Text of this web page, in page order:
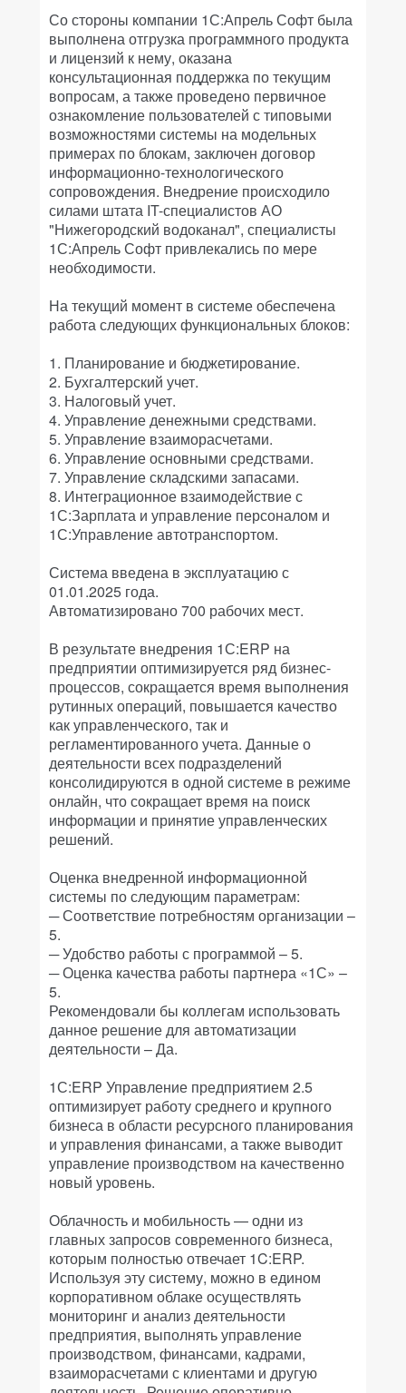
Со стороны компании 1С:Апрель Софт была
выполнена отгрузка программного продукта
и лицензий к нему, оказана
консультационная поддержка по текущим
вопросам, а также проведено первичное
ознакомление пользователей с типовыми
возможностями системы на модельных
примерах по блокам, заключен договор
информационно-технологического
сопровождения. Внедрение происходило
силами штата IT-специалистов АО
"Нижегородский водоканал", специалисты
1С:Апрель Софт привлекались по мере
необходимости.
На текущий момент в системе обеспечена
работа следующих функциональных блоков:
1. Планирование и бюджетирование.
2. Бухгалтерский учет.
3. Налоговый учет.
4. Управление денежными средствами.
5. Управление взаиморасчетами.
6. Управление основными средствами.
7. Управление складскими запасами.
8. Интеграционное взаимодействие с
1С:Зарплата и управление персоналом и
1С:Управление автотранспортом.
Система введена в эксплуатацию с
01.01.2025 года.
Автоматизировано 700 рабочих мест.
В результате внедрения 1С:ERP на
предприятии оптимизируется ряд бизнес-
процессов, сокращается время выполнения
рутинных операций, повышается качество
как управленческого, так и
регламентированного учета. Данные о
деятельности всех подразделений
консолидируются в одной системе в режиме
онлайн, что сокращает время на поиск
информации и принятие управленческих
решений.
Оценка внедренной информационной
системы по следующим параметрам:
─ Соответствие потребностям организации –
5.
─ Удобство работы с программой – 5.
─ Оценка качества работы партнера «1С» –
5.
Рекомендовали бы коллегам использовать
данное решение для автоматизации
деятельности – Да.
1С:ERP Управление предприятием 2.5
оптимизирует работу среднего и крупного
бизнеса в области ресурсного планирования
и управления финансами, а также выводит
управление производством на качественно
новый уровень.
Облачность и мобильность — одни из
главных запросов современного бизнеса,
которым полностью отвечает 1C:ERP.
Используя эту систему, можно в едином
корпоративном облаке осуществлять
мониторинг и анализ деятельности
предприятия, выполнять управление
производством, финансами, кадрами,
взаиморасчетами с клиентами и другую